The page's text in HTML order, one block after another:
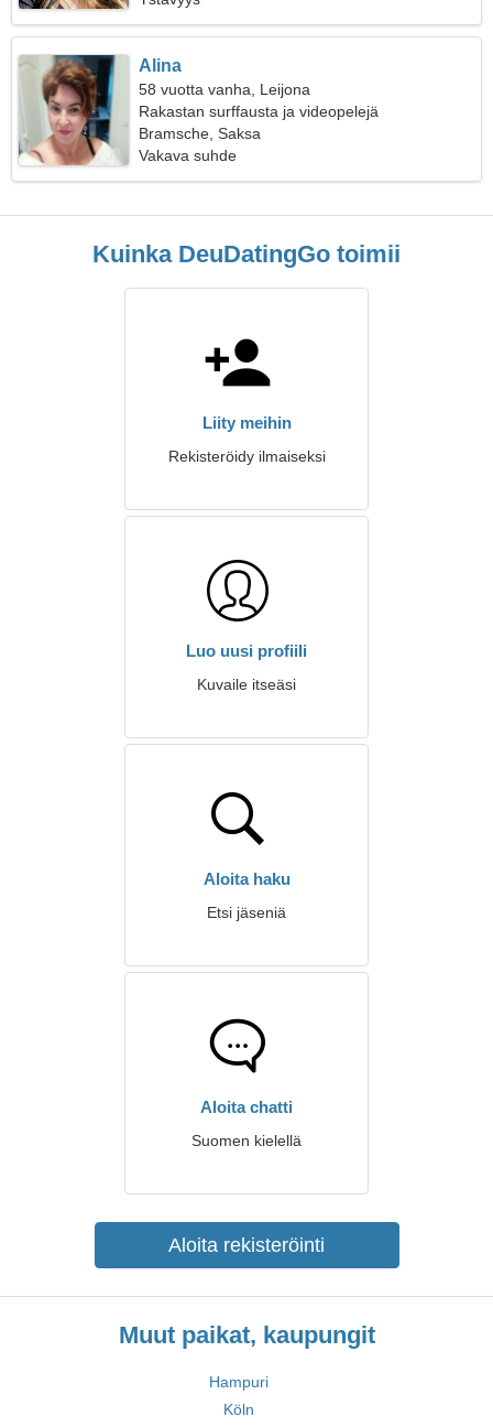
Alina
58 vuotta vanha, Leijona
Rakastan surffausta ja videopelejä
Bramsche, Saksa
Vakava suhde
Kuinka DeuDatingGo toimii
Liity meihin
Rekisteröidy ilmaiseksi
Luo uusi profiili
Kuvaile itseäsi
Aloita haku
Etsi jäseniä
Aloita chatti
Suomen kielellä
Aloita rekisteröinti
Muut paikat, kaupungit
Hampuri
Köln